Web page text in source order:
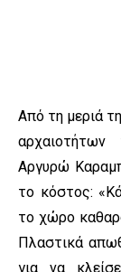
Από τη μεριά
Αργυρώ
το κόστος:
το χώρο
Πλαστικά
για να